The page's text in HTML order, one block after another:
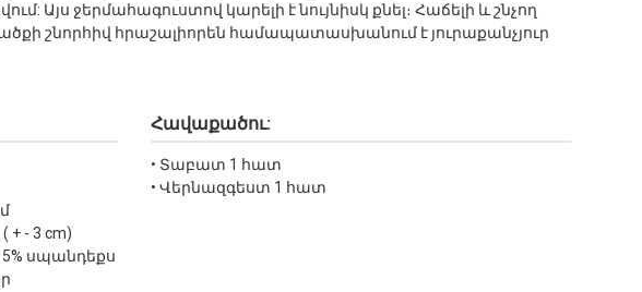
Այս ջերմահագուստով կարելի է նույնիսկ քնել։ Հաճելի և շնչող
շնորհիվ հրաշալիորեն համապատասխանում է յուրաքանչյուր
+ - 3 cm)
5% սպանդեքս
Հավաքածու:
• Տաբատ 1 հատ
• Վերնազգեստ 1 հատ